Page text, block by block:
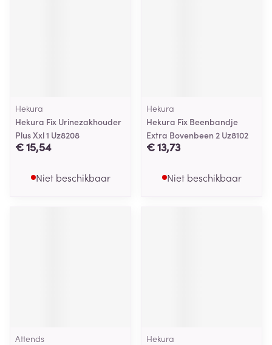
Hekura
Hekura Fix Urinezakhouder
Plus Xxl 1 Uz8208
€ 15,54
Niet beschikbaar
Hekura
Hekura Fix Beenbandje
Extra Bovenbeen 2 Uz8102
€ 13,73
Niet beschikbaar
Attends
Hekura